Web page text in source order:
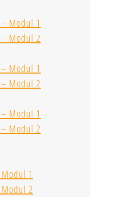
Modul 1
Modul 2
Modul 1
Modul 2
Modul 1
Modul 2
1
2